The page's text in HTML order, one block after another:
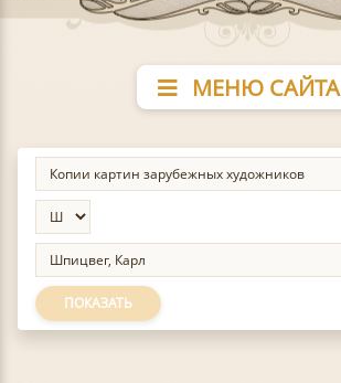
МЕНЮ САЙТА
ПОКАЗАТЬ